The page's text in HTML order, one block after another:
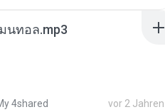
นทอล.mp3
4shared vor 2 Jahren